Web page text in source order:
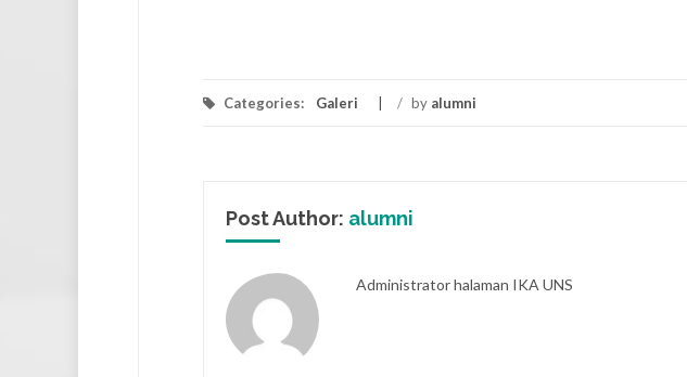
Categories: Galeri / by alumni
Post Author: alumni
Administrator halaman IKA UNS